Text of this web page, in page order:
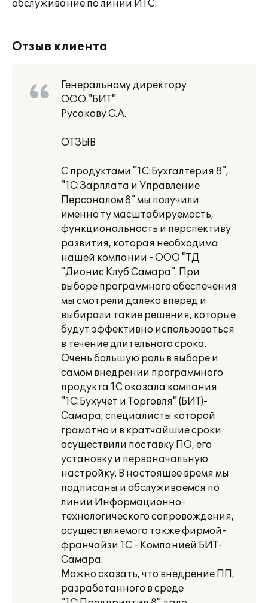
обслуживание по линии ИТС.
Отзыв клиента
Генеральному директору
ООО "БИТ"
Русакову С.А.
ОТЗЫВ
С продуктами "1С:Бухгалтерия 8",
"1С:Зарплата и Управление
Персоналом 8" мы получили
именно ту масштабируемость,
функциональность и перспективу
развития, которая необходима
нашей компании - ООО "ТД
"Дионис Клуб Самара". При
выборе программного обеспечения
мы смотрели далеко вперед и
выбирали такие решения, которые
будут эффективно использоваться
в течение длительного срока.
Очень большую роль в выборе и
самом внедрении программного
продукта 1С оказала компания
"1С:Бухучет и Торговля" (БИТ)-
Самара, специалисты которой
грамотно и в кратчайшие сроки
осуществили поставку ПО, его
установку и первоначальную
настройку. В настоящее время мы
подписаны и обслуживаемся по
линии Информационно-
технологического сопровождения,
осуществляемого также фирмой-
франчайзи 1С - Компанией БИТ-
Самара.
Можно сказать, что внедрение ПП,
разработанного в среде